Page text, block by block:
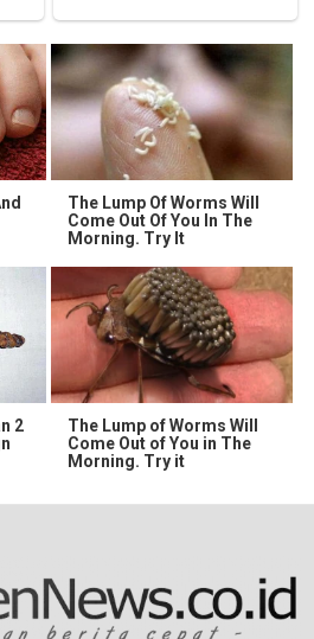
The Lump Of Worms Will
Come Out Of You In The
Morning. Try It
2
The Lump of Worms Will
Come Out of You in The
Morning. Try it